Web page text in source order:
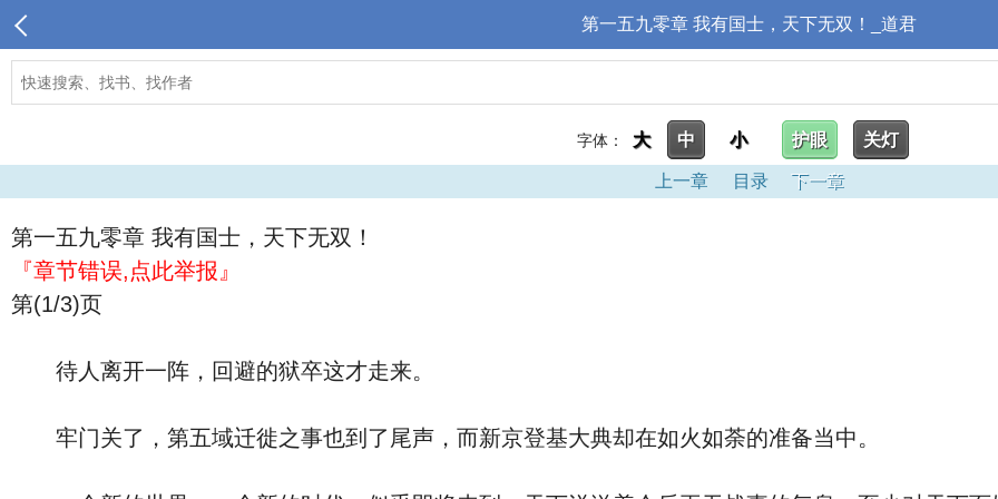
第一五九零章 我有国士，天下无双！_道君
字体： 大 中 小 护眼 关灯
上一章 目录 下一章
第一五九零章 我有国士，天下无双！
『章节错误,点此举报』
第(1/3)页
待人离开一阵，回避的狱卒这才走来。
牢门关了，第五域迁徙之事也到了尾声，而新京登基大典却在如火如荼的准备当中。